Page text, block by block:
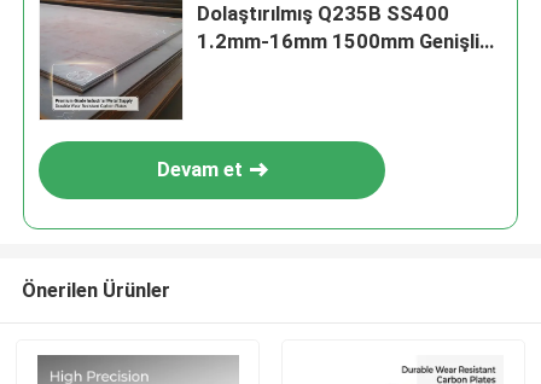
Dolaştırılmış Q235B SS400
1.2mm-16mm 1500mm Genişliği
Devam et
Önerilen Ürünler